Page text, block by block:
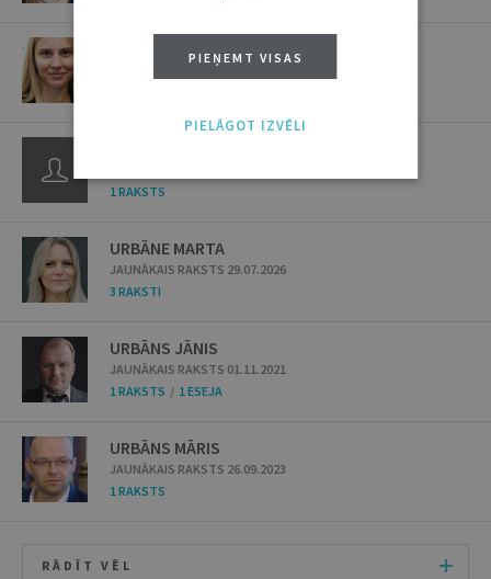
UPĪTE LĪVA
JAUNĀKAIS RAKSTS 18.07.2017
1 RAKSTS
URBĀNE MARTA
JAUNĀKAIS RAKSTS 29.07.2026
3 RAKSTI
URBĀNS JĀNIS
JAUNĀKAIS RAKSTS 01.11.2021
1 RAKSTS / 1 ESEJA
URBĀNS MĀRIS
JAUNĀKAIS RAKSTS 26.09.2023
1 RAKSTS
RĀDĪT VĒL
PIEŅEMT VISAS
PIELĀGOT IZVĒLI